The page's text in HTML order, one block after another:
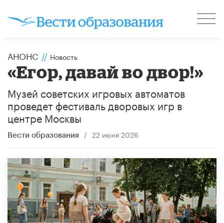
АНОНС // Новость
«Егор, давай во двор!»
Музей советских игровых автоматов
проведет фестиваль дворовых игр в
центре Москвы
Вести образования / 22 июня 2026